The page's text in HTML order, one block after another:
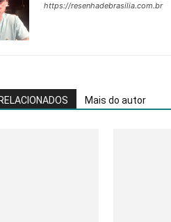
https://resenhadebrasilia.com.br
Mais do autor